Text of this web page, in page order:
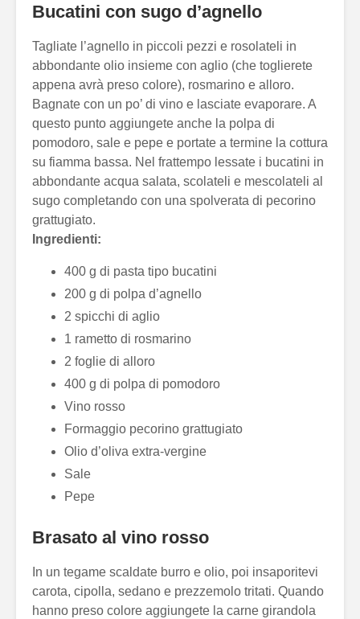
Bucatini con sugo d’agnello
Tagliate l’agnello in piccoli pezzi e rosolateli in
abbondante olio insieme con aglio (che toglierete
appena avrà preso colore), rosmarino e alloro.
Bagnate con un po’ di vino e lasciate evaporare. A
questo punto aggiungete anche la polpa di
pomodoro, sale e pepe e portate a termine la cottura
su fiamma bassa. Nel frattempo lessate i bucatini in
abbondante acqua salata, scolateli e mescolateli al
sugo completando con una spolverata di pecorino
grattugiato.
Ingredienti:
400 g di pasta tipo bucatini
200 g di polpa d’agnello
2 spicchi di aglio
1 rametto di rosmarino
2 foglie di alloro
400 g di polpa di pomodoro
Vino rosso
Formaggio pecorino grattugiato
Olio d’oliva extra-vergine
Sale
Pepe
Brasato al vino rosso
In un tegame scaldate burro e olio, poi insaporitevi
carota, cipolla, sedano e prezzemolo tritati. Quando
hanno preso colore aggiungete la carne girandola